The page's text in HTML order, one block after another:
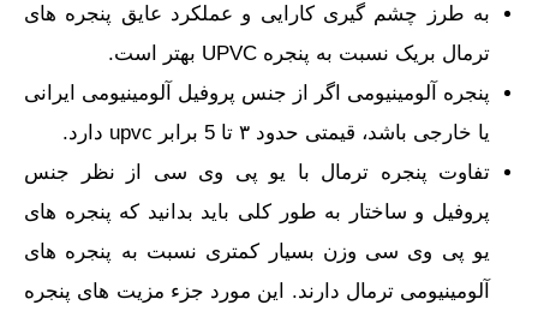
به طرز چشم گیری کارایی و عملکرد عایق پنجره های
ترمال بریک نسبت به پنجره UPVC بهتر است.
پنجره آلومینیومی اگر از جنس پروفیل آلومینیومی ایرانی
یا خارجی باشد، قیمتی حدود ۳ تا 5 برابر upvc دارد.
تفاوت پنجره ترمال با یو پی وی سی از نظر جنس
پروفیل و ساختار به طور کلی باید بدانید که پنجره های
یو پی وی سی وزن بسیار کمتری نسبت به پنجره های
آلومینیومی ترمال دارند. این مورد جزء مزیت های پنجره